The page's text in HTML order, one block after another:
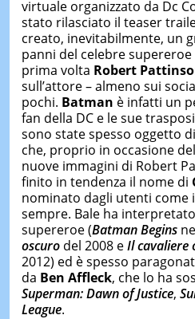
virtuale organizzato da Dc
stato rilasciato il teaser
creato, inevitabilmente, un
panni del celebre
prima volta Robert
sull’attore – almeno sui
pochi. Batman è infatti un
fan della DC e le sue
sono state spesso oggetto
che, proprio in occasione
nuove immagini di Robert
finito in tendenza il nome di
nominato dagli utenti come
sempre. Bale ha
supereroe (Batman Begins
oscurodel 2008 eIl cavaliere
2012) ed è spesso
da Ben Affleck, che lo ha
Superman: Dawn of Justice,
League.